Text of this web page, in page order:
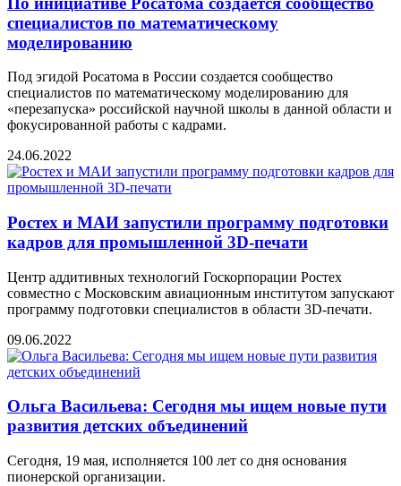
специалистов по математическому
моделированию
Под эгидой Росатома в России создается сообщество
специалистов по математическому моделированию для
«перезапуска» российской научной школы в данной области и
фокусированной работы с кадрами.
24.06.2022
Ростех и МАИ запустили программу подготовки
кадров для промышленной 3D-печати
Центр аддитивных технологий Госкорпорации Ростех
совместно с Московским авиационным институтом запускают
программу подготовки специалистов в области 3D-печати.
09.06.2022
Ольга Васильева: Сегодня мы ищем новые пути
развития детских объединений
Сегодня, 19 мая, исполняется 100 лет со дня основания
пионерской организации.